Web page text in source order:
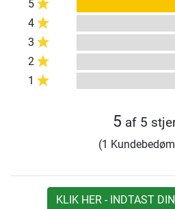
5
4
3
2
1
5 af 5
(1
KLIK HER - INDTAST